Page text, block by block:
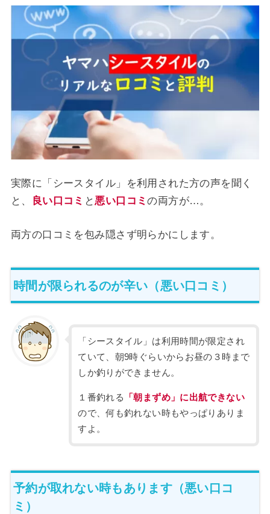
実際に「シースタイル」を利用された方の声を聞く
と、
良い口コミ と悪い口コミの両方が…。
両方の口コミを包み隠さず明らかにします。
時間が限られるのが辛い（悪い口コミ）
「シースタイル」は利用時間が限定され
ていて、朝9時ぐらいからお昼の３時まで
しか釣りができません。
１番釣れる
「朝まずめ」に出航できない
ので、何も釣れない時もやっぱりありま
すよ。
予約が取れない時もあります（悪い口コ
ミ）